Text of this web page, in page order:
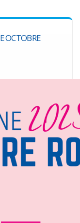
OCTOBRE